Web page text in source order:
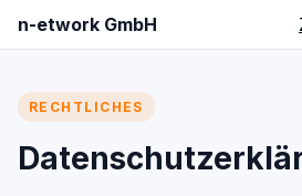
n-etwork GmbH
RECHTLICHES